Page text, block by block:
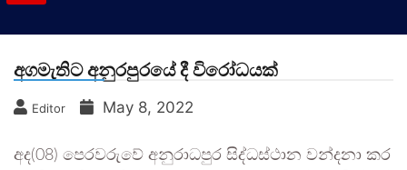
අගමැතිට අනුරපුරයේ දී විරෝධයක්
Editor May 8, 2022
අද(08) පෙරවරුවේ අනුරාධපුර සිද්ධස්ථාන වන්දනා කර